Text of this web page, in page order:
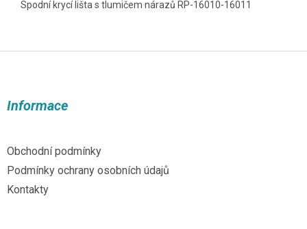
Spodní krycí lišta s tlumičem nárazů RP-16010-16011
Informace
Obchodní podmínky
Podmínky ochrany osobních údajů
Kontakty